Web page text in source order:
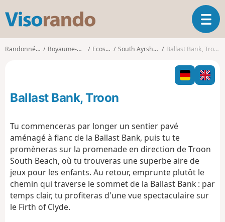
s
o
o
O
u
v
i
r
l
g
i
o
Randonnées Royaume-Uni Ecosse South Ayrshire Ballast Bank, Troon
Ballast Bank, Troon
Tu commenceras par longer un sentier pavé
aménagé à flanc de la Ballast Bank, puis tu te
promèneras sur la promenade en direction de Troon
South Beach, où tu trouveras une superbe aire de
jeux pour les enfants. Au retour, emprunte plutôt le
chemin qui traverse le sommet de la Ballast Bank : par
temps clair, tu profiteras d'une vue spectaculaire sur
le Firth of Clyde.